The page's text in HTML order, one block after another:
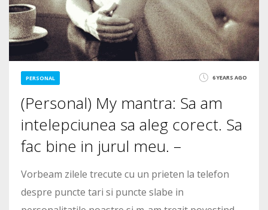
PERSONAL 6 YEARS AGO
(Personal) My mantra: Sa am
intelepciunea sa aleg corect. Sa
fac bine in jurul meu. –
Vorbeam zilele trecute cu un prieten la telefon
despre puncte tari si puncte slabe in